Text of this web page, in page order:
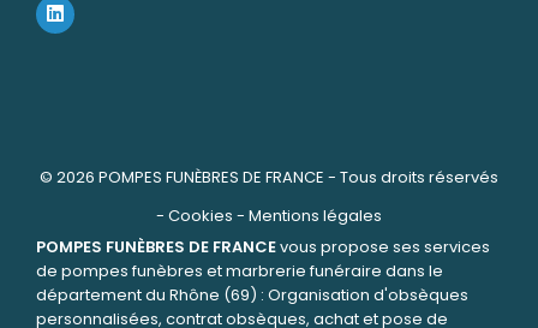
© 2026 POMPES FUNÈBRES DE FRANCE - Tous droits réservés
- Cookies - Mentions légales
POMPES FUNÈBRES DE FRANCEvous propose ses services
de pompes funèbres et marbrerie funéraire dans le
département du Rhône (69) : Organisation d'obsèques
personnalisées, contrat obsèques, achat et pose de